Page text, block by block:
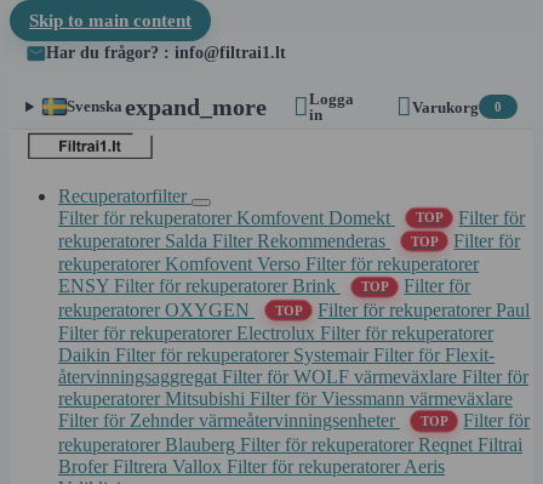
Skip to main content
Har du frågor? : info@filtrai1.lt
Svenska expand_more Logga
in
Varukorg 0
Recuperatorfilter
Filter för rekuperatorer Komfovent Domekt
TOP
Filter för
rekuperatorer Salda Filter Rekommenderas TOP
Filter för
rekuperatorer Komfovent Verso Filter för rekuperatorer
ENSY Filter för rekuperatorer Brink TOP
Filter för
rekuperatorer OXYGEN
TOP
Filter för rekuperatorer Paul
Filter för rekuperatorer Electrolux Filter för rekuperatorer
Daikin Filter för rekuperatorer Systemair Filter för Flexit-
återvinningsaggregat Filter för WOLF värmeväxlare Filter för
rekuperatorer Mitsubishi Filter för Viessmann värmeväxlare
Filter för Zehnder värmeåtervinningsenheter
TOP
Filter för
rekuperatorer Blauberg Filter för rekuperatorer Reqnet Filtrai
Brofer Filtrera Vallox Filter för rekuperatorer Aeris